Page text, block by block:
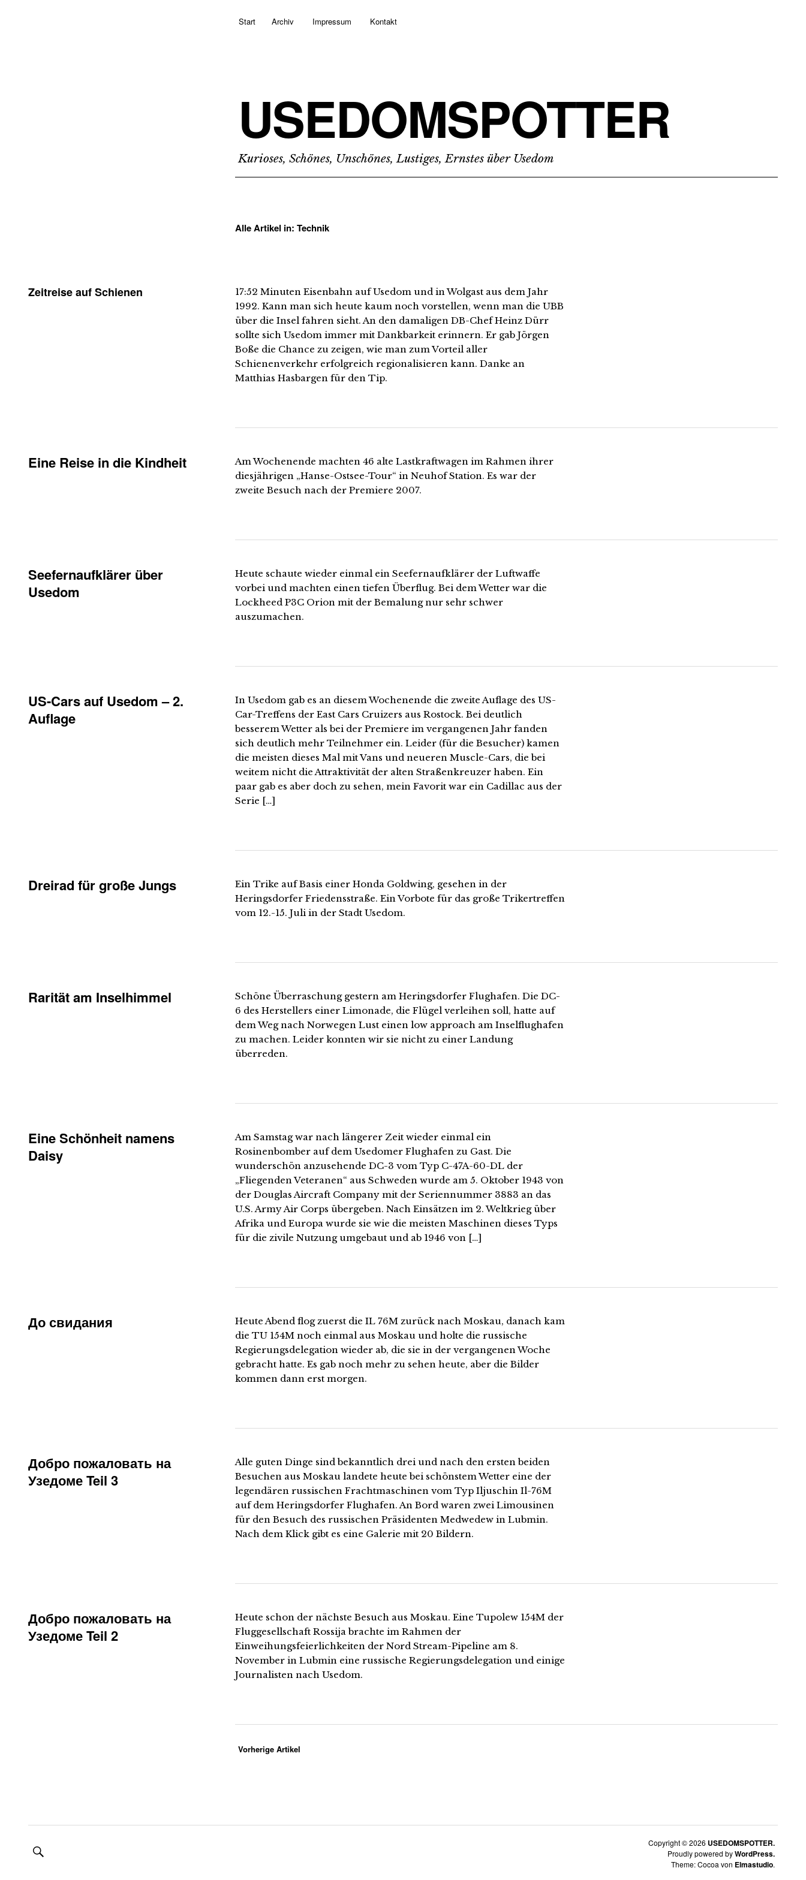
Start Archiv Impressum Kontakt
USEDOMSPOTTER
Kurioses, Schönes, Unschönes, Lustiges, Ernstes über Usedom
Alle Artikel in: Technik
Zeitreise auf Schienen
17:52 Minuten Eisenbahn auf Usedom und in Wolgast aus dem Jahr
1992. Kann man sich heute kaum noch vorstellen, wenn man die UBB
über die Insel fahren sieht. An den damaligen DB-Chef Heinz Dürr
sollte sich Usedom immer mit Dankbarkeit erinnern. Er gab Jörgen
Boße die Chance zu zeigen, wie man zum Vorteil aller
Schienenverkehr erfolgreich regionalisieren kann. Danke an
Matthias Hasbargen für den Tip.
Eine Reise in die Kindheit
Am Wochenende machten 46 alte Lastkraftwagen im Rahmen ihrer
diesjährigen „Hanse-Ostsee-Tour“ in Neuhof Station. Es war der
zweite Besuch nach der Premiere 2007.
Seefernaufklärer über
Usedom
Heute schaute wieder einmal ein Seefernaufklärer der Luftwaffe
vorbei und machten einen tiefen Überflug. Bei dem Wetter war die
Lockheed P3C Orion mit der Bemalung nur sehr schwer
auszumachen.
US-Cars auf Usedom – 2.
Auflage
In Usedom gab es an diesem Wochenende die zweite Auflage des US-
Car-Treffens der East Cars Cruizers aus Rostock. Bei deutlich
besserem Wetter als bei der Premiere im vergangenen Jahr fanden
sich deutlich mehr Teilnehmer ein. Leider (für die Besucher) kamen
die meisten dieses Mal mit Vans und neueren Muscle-Cars, die bei
weitem nicht die Attraktivität der alten Straßenkreuzer haben. Ein
paar gab es aber doch zu sehen, mein Favorit war ein Cadillac aus der
Serie […]
Dreirad für große Jungs
Ein Trike auf Basis einer Honda Goldwing, gesehen in der
Heringsdorfer Friedensstraße. Ein Vorbote für das große Trikertreffen
vom 12.-15. Juli in der Stadt Usedom.
Rarität am Inselhimmel
Schöne Überraschung gestern am Heringsdorfer Flughafen. Die DC-
6 des Herstellers einer Limonade, die Flügel verleihen soll, hatte auf
dem Weg nach Norwegen Lust einen low approach am Inselflughafen
zu machen. Leider konnten wir sie nicht zu einer Landung
überreden.
Eine Schönheit namens
Daisy
Am Samstag war nach längerer Zeit wieder einmal ein
Rosinenbomber auf dem Usedomer Flughafen zu Gast. Die
wunderschön anzusehende DC-3 vom Typ C-47A-60-DL der
„Fliegenden Veteranen“ aus Schweden wurde am 5. Oktober 1943 von
der Douglas Aircraft Company mit der Seriennummer 3883 an das
U.S. Army Air Corps übergeben. Nach Einsätzen im 2. Weltkrieg über
Afrika und Europa wurde sie wie die meisten Maschinen dieses Typs
für die zivile Nutzung umgebaut und ab 1946 von […]
До свидания
Heute Abend flog zuerst die IL 76M zurück nach Moskau, danach kam
die TU 154M noch einmal aus Moskau und holte die russische
Regierungsdelegation wieder ab, die sie in der vergangenen Woche
gebracht hatte. Es gab noch mehr zu sehen heute, aber die Bilder
kommen dann erst morgen.
Добро пожаловать на
Узедоме Teil 3
Alle guten Dinge sind bekanntlich drei und nach den ersten beiden
Besuchen aus Moskau landete heute bei schönstem Wetter eine der
legendären russischen Frachtmaschinen vom Typ Iljuschin Il-76M
auf dem Heringsdorfer Flughafen. An Bord waren zwei Limousinen
für den Besuch des russischen Präsidenten Medwedew in Lubmin.
Nach dem Klick gibt es eine Galerie mit 20 Bildern.
Добро пожаловать на
Узедоме Teil 2
Heute schon der nächste Besuch aus Moskau. Eine Tupolew 154M der
Fluggesellschaft Rossija brachte im Rahmen der
Einweihungsfeierlichkeiten der Nord Stream-Pipeline am 8.
November in Lubmin eine russische Regierungsdelegation und einige
Journalisten nach Usedom.
Vorherige Artikel
Copyright © 2026 USEDOMSPOTTER.
Proudly powered byWordPress.
Theme: Cocoa von Elmastudio.